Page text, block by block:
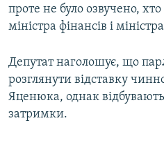
проте не було озвучено,
міністра фінансів і
Депутат наголошує, що
розглянути відставку
Яценюка, однак
затримки.